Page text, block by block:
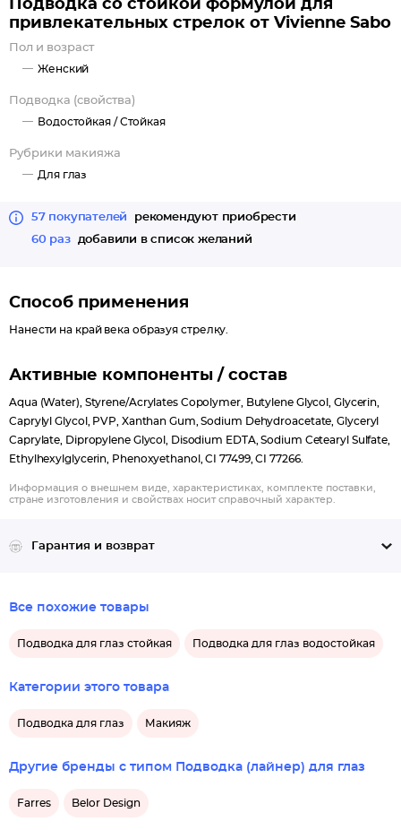
Имеет насыщенный черный цвет, что сделает взгляд
особенно выразительным!
Стойкая, держится без растекания и растрескивания даже
на проблемном веке;
Результат — красивые французские стрелки!
Подводка со стойкой формулой для
привлекательных стрелок от Vivienne Sabo
Пол и возраст
Женский
Подводка (свойства)
Водостойкая /Стойкая
Рубрики макияжа
Для глаз
57 покупателей
рекомендуют приобрести
60 раз
добавили в список желаний
Способ применения
Нанести на край века образуя стрелку.
Активные компоненты / состав
Aqua (Water), Styrene/Acrylates Copolymer, Butylene Glycol, Glycerin,
Caprylyl Glycol, PVP, Xanthan Gum, Sodium Dehydroacetate, Glyceryl
Caprylate, Dipropylene Glycol, Disodium EDTA, Sodium Cetearyl Sulfate,
Ethylhexylglycerin, Phenoxyethanol, CI 77499, CI 77266.
Информация о внешнем виде, характеристиках, комплекте поставки,
стране изготовления и свойствах носит справочный характер.
Гарантия и возврат
Все похожие товары
Подводка для глаз стойкая Подводка для глаз водостойкая
Категории этого товара
Подводка для глаз Макияж
Другие бренды с типом Подводка (лайнер) для глаз
Farres Belor Design